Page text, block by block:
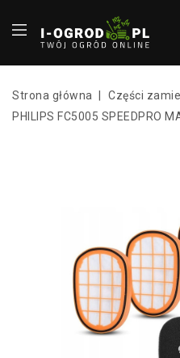
Strona główna Części
PHILIPS FC5005 SPEEDPRO